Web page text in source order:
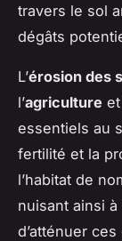
travers le sol
dégâts
L’érosion des
l’agriculture
essentiels au
fertilité et la
l’habitat de
nuisant ainsi
d’atténuer